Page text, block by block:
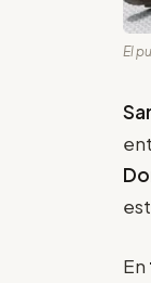
El
En